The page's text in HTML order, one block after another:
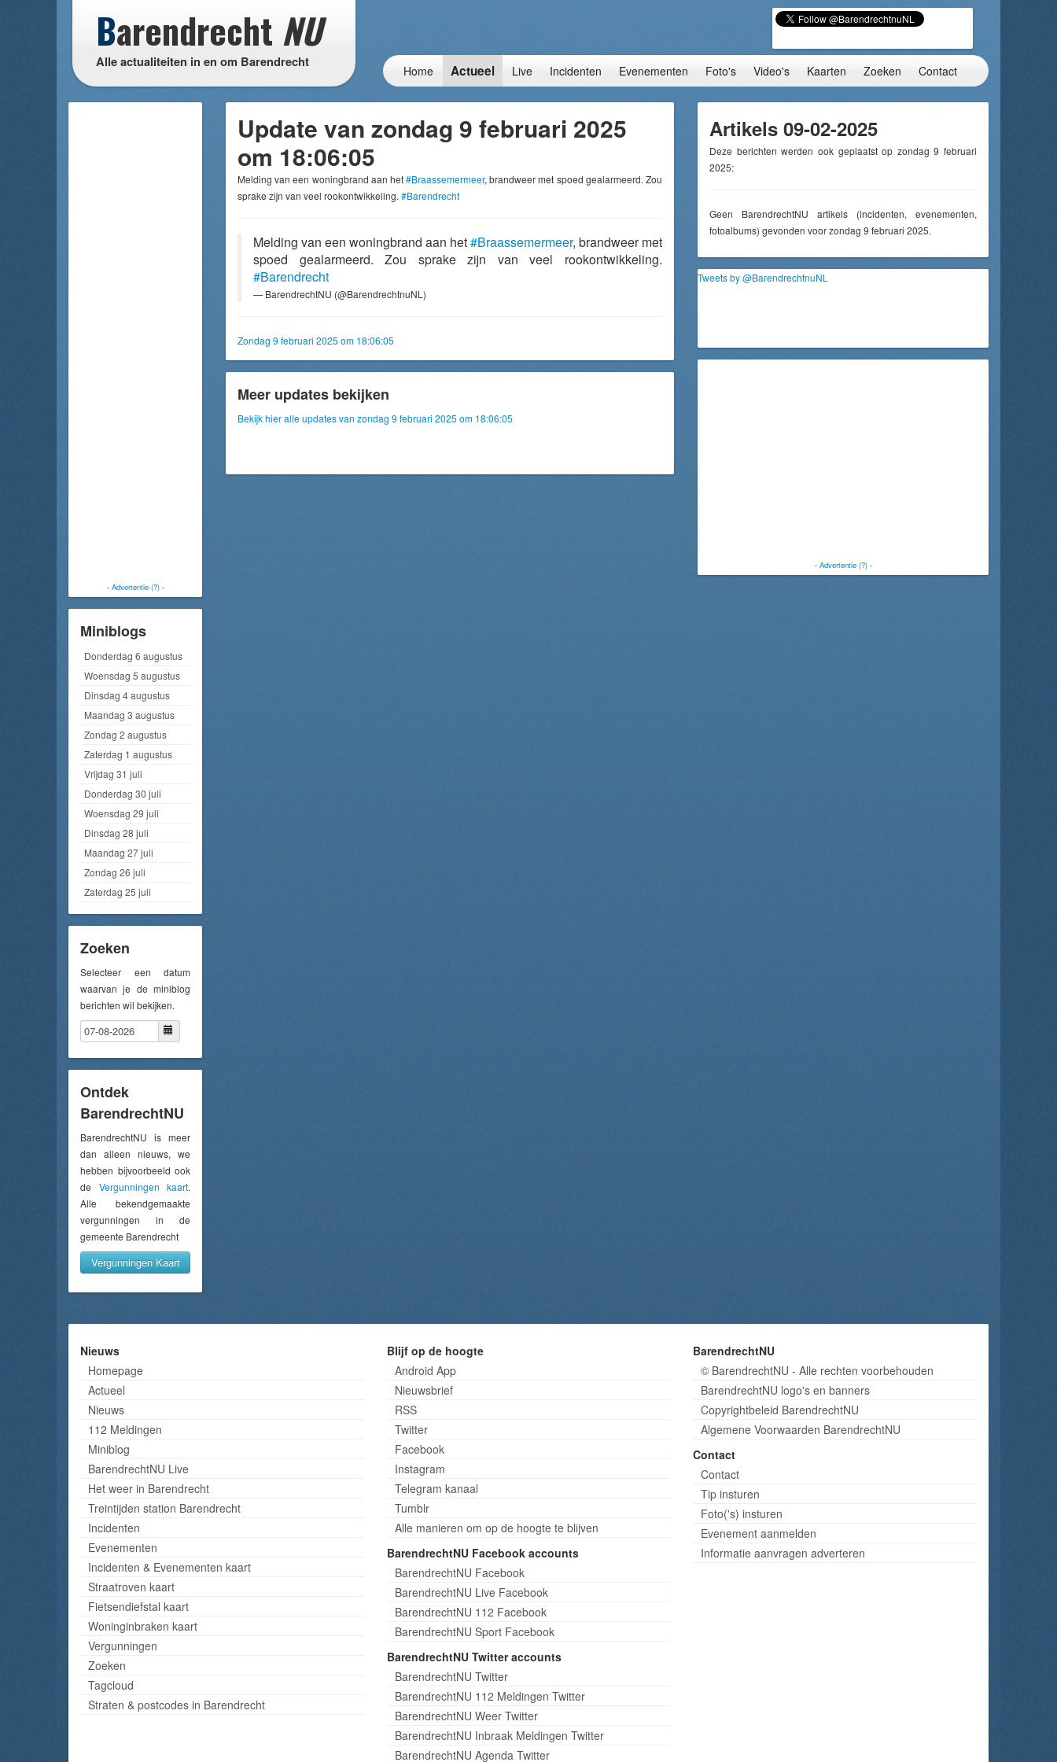
Barendrecht NU
Alle actualiteiten in en om Barendrecht
Home Actueel Live Incidenten Evenementen Foto's Video's Kaarten Zoeken Contact
- Advertentie (?)-
Miniblogs
Donderdag 6 augustus
Woensdag 5 augustus
Dinsdag 4 augustus
Maandag 3 augustus
Zondag 2 augustus
Zaterdag 1 augustus
Vrijdag 31 juli
Donderdag 30 juli
Woensdag 29 juli
Dinsdag 28 juli
Maandag 27 juli
Zondag 26 juli
Zaterdag 25 juli
Zoeken
Selecteer een datum
waarvan je de miniblog
berichten wil bekijken.
Ontdek
BarendrechtNU
BarendrechtNU is meer
dan alleen nieuws, we
hebben bijvoorbeeld ook
de Vergunningen kaart.
Alle bekendgemaakte
vergunningen in de
gemeente Barendrecht
Vergunningen Kaart
Update van zondag 9 februari 2025
om 18:06:05
Melding van een woningbrand aan het#Braassemermeer, brandweer met spoed gealarmeerd. Zou
sprake zijn van veel rookontwikkeling. #Barendrecht
Melding van een woningbrand aan het#Braassemermeer, brandweer met
spoed gealarmeerd. Zou sprake zijn van veel rookontwikkeling.
#Barendrecht
— BarendrechtNU (@BarendrechtnuNL)
Zondag 9 februari 2025 om 18:06:05
Meer updates bekijken
Bekijk hier alle updates van zondag 9 februari 2025 om 18:06:05
Artikels 09-02-2025
Deze berichten werden ook geplaatst op zondag 9 februari
2025:
Geen BarendrechtNU artikels (incidenten, evenementen,
fotoalbums) gevonden voor zondag 9 februari 2025.
Tweets by @BarendrechtnuNL
- Advertentie (?)-
Nieuws
Homepage
Actueel
Nieuws
112 Meldingen
Miniblog
BarendrechtNU Live
Het weer in Barendrecht
Treintijden station Barendrecht
Incidenten
Evenementen
Incidenten & Evenementen kaart
Straatroven kaart
Fietsendiefstal kaart
Woninginbraken kaart
Vergunningen
Zoeken
Tagcloud
Straten & postcodes in Barendrecht
Blijf op de hoogte
Android App
Nieuwsbrief
RSS
Twitter
Facebook
Instagram
Telegram kanaal
Tumblr
Alle manieren om op de hoogte te blijven
BarendrechtNU Facebook accounts
BarendrechtNU Facebook
BarendrechtNU Live Facebook
BarendrechtNU 112 Facebook
BarendrechtNU Sport Facebook
BarendrechtNU Twitter accounts
BarendrechtNU Twitter
BarendrechtNU 112 Meldingen Twitter
BarendrechtNU Weer Twitter
BarendrechtNU Inbraak Meldingen Twitter
BarendrechtNU Agenda Twitter
BarendrechtNU
© BarendrechtNU - Alle rechten voorbehouden
BarendrechtNU logo's en banners
Copyrightbeleid BarendrechtNU
Algemene Voorwaarden BarendrechtNU
Contact
Contact
Tip insturen
Foto('s) insturen
Evenement aanmelden
Informatie aanvragen adverteren